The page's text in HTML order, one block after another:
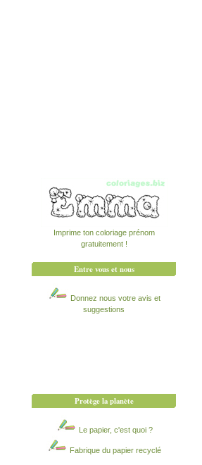
Imprime ton coloriage prénom
gratuitement !
Entre vous et nous
Donnez nous votre avis et
suggestions
Protège la planète
Le papier, c'est quoi ?
Fabrique du papier recyclé